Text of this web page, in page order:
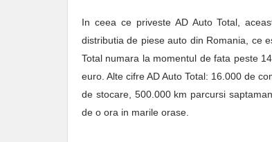
In ceea ce priveste AD Auto Total,
distributia de piese auto din Romania, ce
Total numara la momentul de fata peste
euro. Alte cifre AD Auto Total: 16.000 de
de stocare, 500.000 km parcursi
de o ora in marile orase.